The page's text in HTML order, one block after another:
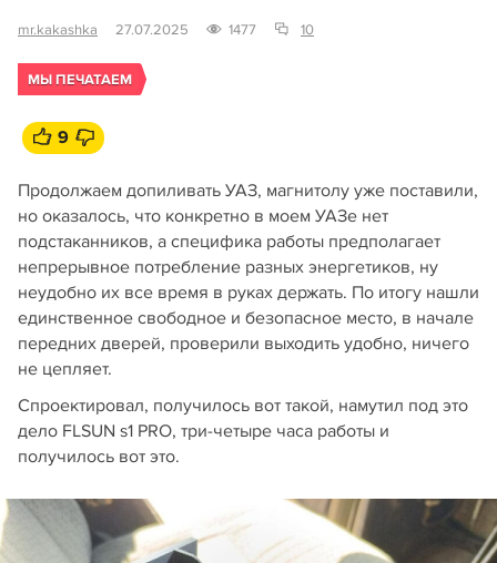
mr.kakashka 27.07.2025 1477 10
МЫ ПЕЧАТАЕМ
9
Продолжаем допиливать УАЗ, магнитолу уже поставили,
но оказалось, что конкретно в моем УАЗе нет
подстаканников, а специфика работы предполагает
непрерывное потребление разных энергетиков, ну
неудобно их все время в руках держать. По итогу нашли
единственное свободное и безопасное место, в начале
передних дверей, проверили выходить удобно, ничего
не цепляет.
Спроектировал, получилось вот такой, намутил под это
дело FLSUN s1 PRO, три-четыре часа работы и
получилось вот это.